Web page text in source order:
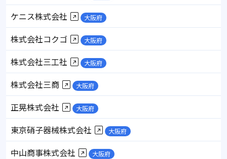
ケニス株式会社 大阪府
株式会社コクゴ 大阪府
株式会社三工社 大阪府
株式会社三商 大阪府
正晃株式会社 大阪府
東京硝子器械株式会社 大阪府
中山商事株式会社 大阪府